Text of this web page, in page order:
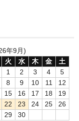
年9月)
火 水 木 金
土
1
2 3 4
5
8 9 10 11
12
15 16 17 18
19
22 23 24 25
26
29
30